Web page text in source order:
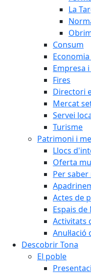
La
Consum
Empresa
Fires
Directori
Mercat
Servei
Turisme
Patrimoni i
Llocs
Oferta
Per
Actes de
Espais
Activitats
Descobrir Tona
El poble